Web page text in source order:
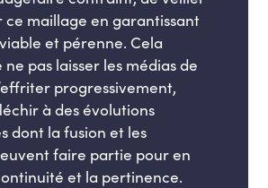
ce maillage en garantissant
et pérenne. Cela
pas laisser les médias de
progressivement,
à des évolutions
dont la fusion et les
faire partie pour en
et la pertinence.